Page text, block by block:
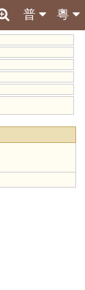
粵
普